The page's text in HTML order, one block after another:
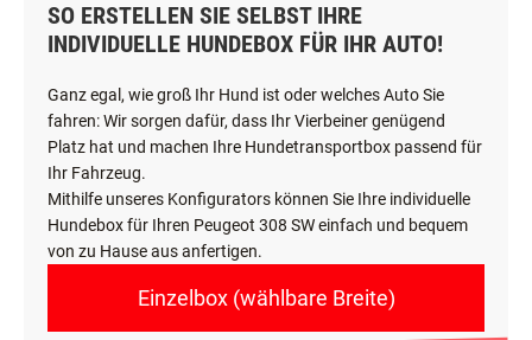
SO ERSTELLEN SIE SELBST IHRE
INDIVIDUELLE HUNDEBOX FÜR IHR AUTO!
Ganz egal, wie groß Ihr Hund ist oder welches Auto Sie
fahren: Wir sorgen dafür, dass Ihr Vierbeiner genügend
Platz hat und machen Ihre Hundetransportbox passend für
Ihr Fahrzeug.
Mithilfe unseres Konfigurators können Sie Ihre individuelle
Hundebox für Ihren Peugeot 308 SW einfach und bequem
von zu Hause aus anfertigen.
Einzelbox (wählbare Breite)